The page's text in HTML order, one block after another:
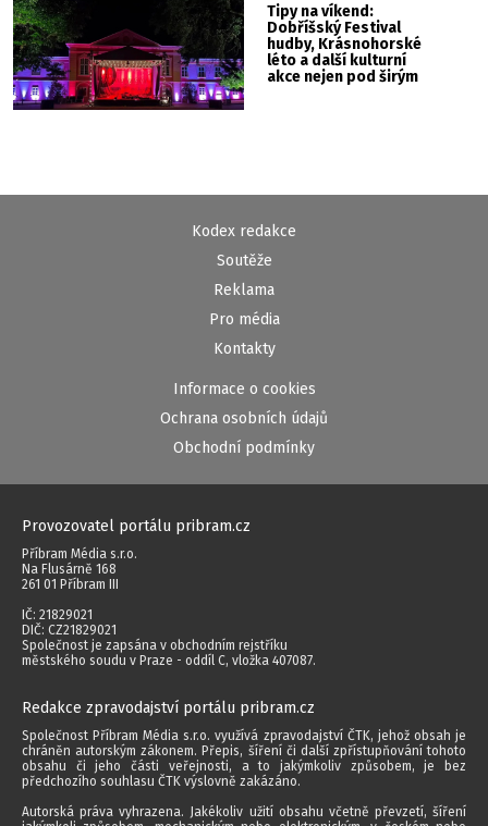
Tipy na víkend:
Dobříšský Festival
hudby, Krásnohorské
léto a další kulturní
akce nejen pod širým
Kodex redakce
Soutěže
Reklama
Pro média
Kontakty
Informace o cookies
Ochrana osobních údajů
Obchodní podmínky
Provozovatel portálu pribram.cz
Příbram Média s.r.o.
Na Flusárně 168
261 01 Příbram III
IČ: 21829021
DIČ: CZ21829021
Společnost je zapsána v obchodním rejstříku
městského soudu v Praze - oddíl C, vložka 407087.
Redakce zpravodajství portálu pribram.cz
Společnost Příbram Média s.r.o. využívá zpravodajství ČTK, jehož obsah je
chráněn autorským zákonem. Přepis, šíření či další zpřístupňování tohoto
obsahu či jeho části veřejnosti, a to jakýmkoliv způsobem, je bez
předchozího souhlasu ČTK výslovně zakázáno.
Autorská práva vyhrazena. Jakékoliv užití obsahu včetně převzetí, šíření